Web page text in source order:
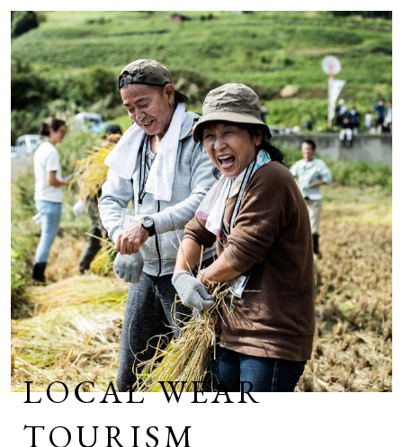
LOCAL WEAR
TOURISM